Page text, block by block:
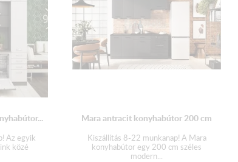
Az egyik
közé
Mara antracit konyhabútor 200 cm
Kiszállítás 8-22 munkanap! A Mara
konyhabútor egy 200 cm széles
modern...